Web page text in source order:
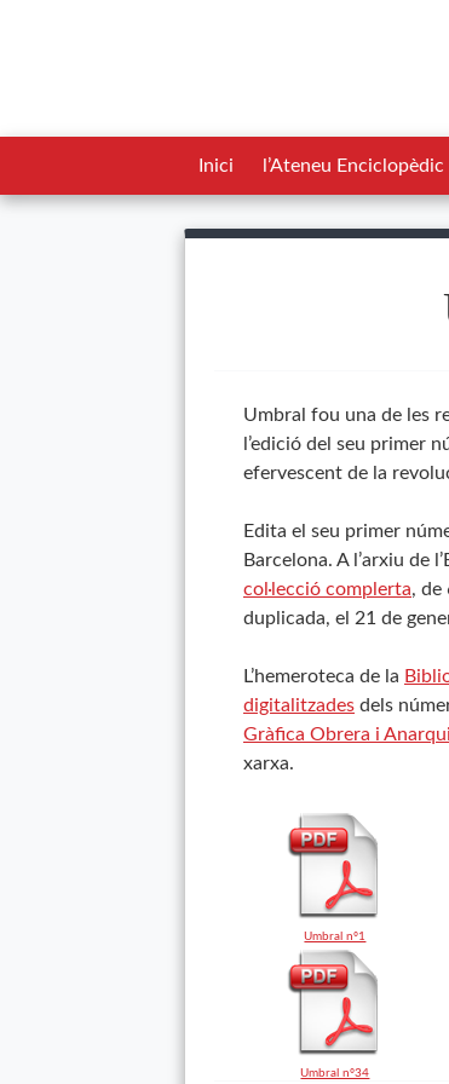
Inici l’Ateneu
Umbral fou una de les
l’edició del seu primer
efervescent de la
Edita el seu primer
Barcelona. A l’arxiu de
col·lecció complerta, de
duplicada, el 21 de
L’hemeroteca de la
digitalitzades dels
Gràfica Obrera i
xarxa.
Umbral nº1
Umbral nº34